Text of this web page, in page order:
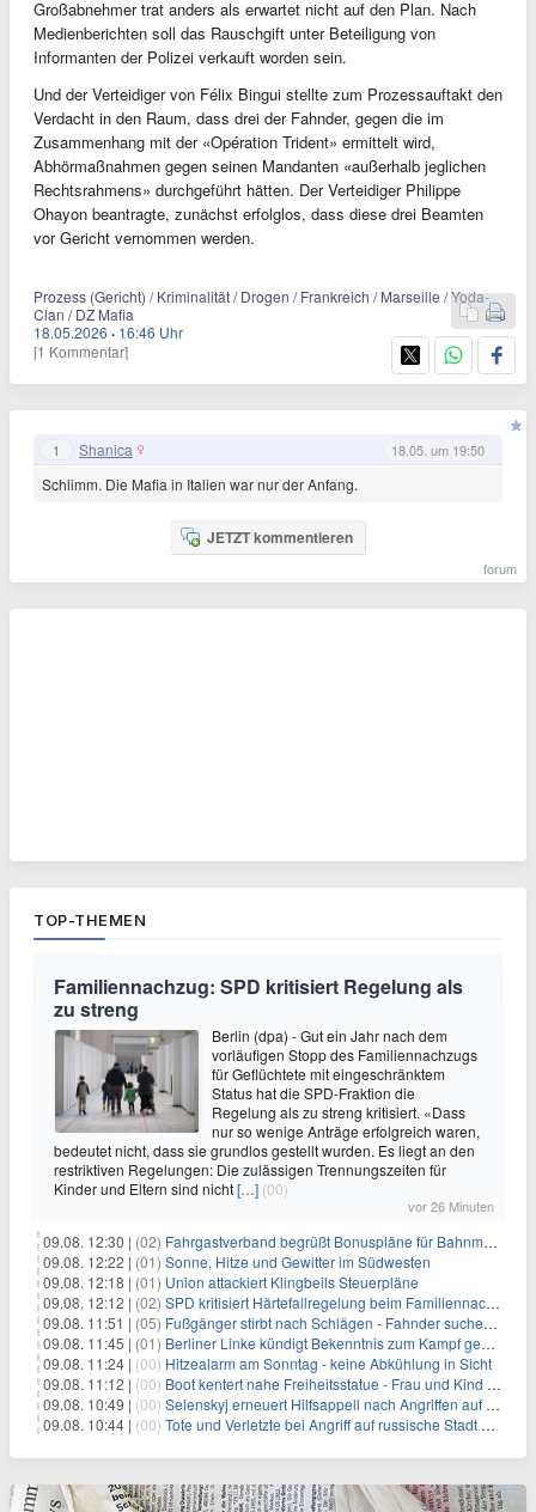
Großabnehmer trat anders als erwartet nicht auf den Plan. Nach
Medienberichten soll das Rauschgift unter Beteiligung von
Informanten der Polizei verkauft worden sein.
Und der Verteidiger von Félix Bingui stellte zum Prozessauftakt den
Verdacht in den Raum, dass drei der Fahnder, gegen die im
Zusammenhang mit der «Opération Trident» ermittelt wird,
Abhörmaßnahmen gegen seinen Mandanten «außerhalb jeglichen
Rechtsrahmens» durchgeführt hätten. Der Verteidiger Philippe
Ohayon beantragte, zunächst erfolglos, dass diese drei Beamten
vor Gericht vernommen werden.
Prozess (Gericht) / Kriminalität / Drogen / Frankreich / Marseille / Yoda-
Clan / DZ Mafia
18.05.2026 · 16:46 Uhr
[1 Kommentar]
1 Shanica 18.05. um 19:50
Schlimm. Die Mafia in Italien war nur der Anfang.
JETZT kommentieren
forum
TOP-THEMEN
Familiennachzug: SPD kritisiert Regelung als
zu streng
Berlin (dpa) - Gut ein Jahr nach dem
vorläufigen Stopp des Familiennachzugs
für Geflüchtete mit eingeschränktem
Status hat die SPD-Fraktion die
Regelung als zu streng kritisiert. «Dass
nur so wenige Anträge erfolgreich waren,
bedeutet nicht, dass sie grundlos gestellt wurden. Es liegt an den
restriktiven Regelungen: Die zulässigen Trennungszeiten für
Kinder und Eltern sind nicht[…] (00)
vor 26 Minuten
09.08. 12:30 | (02) Fahrgastverband begrüßt Bonuspläne für Bahnmanager
09.08. 12:22 | (01) Sonne, Hitze und Gewitter im Südwesten
09.08. 12:18 | (01) Union attackiert Klingbeils Steuerpläne
09.08. 12:12 | (02) SPD kritisiert Härtefallregelung beim Familiennachzug als zu streng
09.08. 11:51 | (05) Fußgänger stirbt nach Schlägen - Fahnder suchen Autofahrer
09.08. 11:45 | (01) Berliner Linke kündigt Bekenntnis zum Kampf gegen Antisemitismus an
09.08. 11:24 | (00) Hitzealarm am Sonntag - keine Abkühlung in Sicht
09.08. 11:12 | (00) Boot kentert nahe Freiheitsstatue - Frau und Kind sterben
09.08. 10:49 | (00) Selenskyj erneuert Hilfsappell nach Angriffen auf mehrere Städte
09.08. 10:44 | (00) Tote und Verletzte bei Angriff auf russische Stadt Belgorod